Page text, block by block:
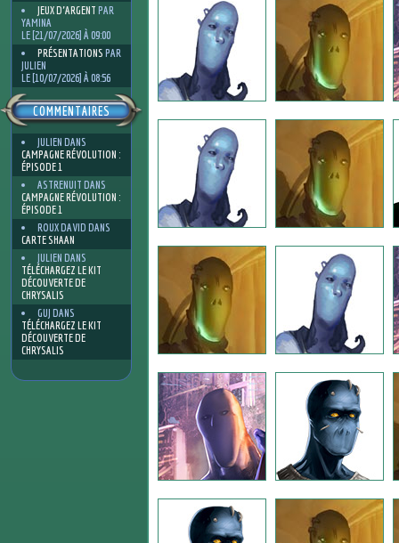
JEUX D'ARGENT PAR
YAMINA
LE [21/07/2026] À 09:00
PRÉSENTATIONS PAR
JULIEN
LE [10/07/2026] À 08:56
COMMENTAIRES
JULIEN DANS
CAMPAGNE RÉVOLUTION :
ÉPISODE 1
ASTRENUIT DANS
CAMPAGNE RÉVOLUTION :
ÉPISODE 1
ROUX DAVID DANS
CARTE SHAAN
JULIEN DANS
TÉLÉCHARGEZ LE KIT
DÉCOUVERTE DE
CHRYSALIS
GUJ DANS
TÉLÉCHARGEZ LE KIT
DÉCOUVERTE DE
CHRYSALIS